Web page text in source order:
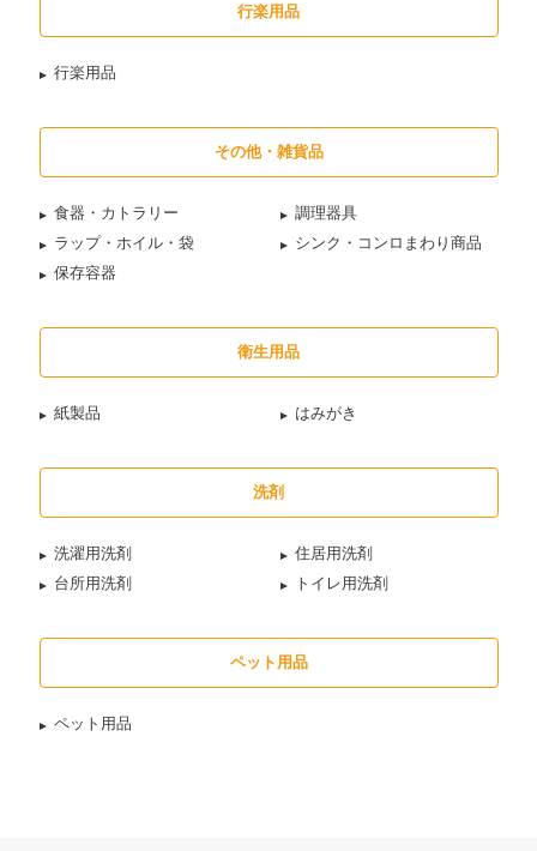
行楽用品
行楽用品
その他・雑貨品
食器・カトラリー
調理器具
ラップ・ホイル・袋
シンク・コンロまわり商品
保存容器
衛生用品
紙製品 はみがき
洗剤
洗濯用洗剤
住居用洗剤
台所用洗剤
トイレ用洗剤
ペット用品
ペット用品